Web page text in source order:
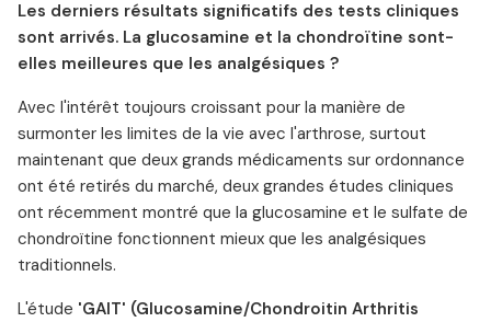
Les derniers résultats significatifs des tests cliniques
sont arrivés. La glucosamine et la chondroïtine sont-
elles meilleures que les analgésiques ?
Avec l'intérêt toujours croissant pour la manière de
surmonter les limites de la vie avec l'arthrose, surtout
maintenant que deux grands médicaments sur ordonnance
ont été retirés du marché, deux grandes études cliniques
ont récemment montré que la glucosamine et le sulfate de
chondroïtine fonctionnent mieux que les analgésiques
traditionnels.
L'étude 'GAIT' (Glucosamine/Chondroitin Arthritis